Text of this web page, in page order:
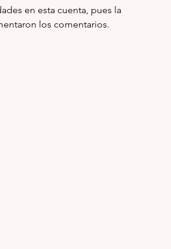
en esta cuenta, pues la
los comentarios.